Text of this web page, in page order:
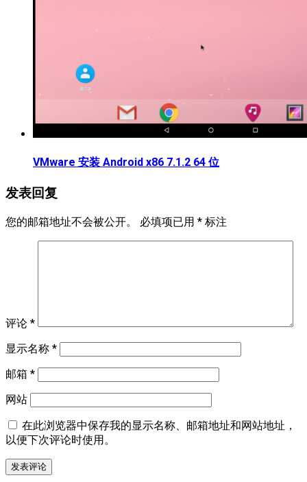
VMware 安装 Android x86 7.1.2 64 位
发表回复
您的邮箱地址不会被公开。 必填项已用 * 标注
评论 *
显示名称 *
邮箱 *
网站
在此浏览器中保存我的显示名称、邮箱地址和网站地址，
以便下次评论时使用。